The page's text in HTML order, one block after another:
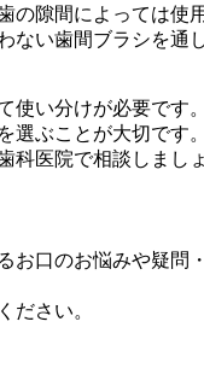
隙間によっては使
ない歯間ブラシを
使い分けが必要です。
選ぶことが大切です。
科医院で相談しましょ
お口のお悩みや疑
ださい。